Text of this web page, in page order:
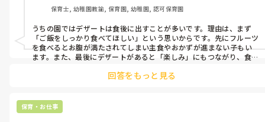
でもね、毎回ちゃんと謝るという場面があるなら、顔文字は要らな
いしむしろ逆効果だ。
その保育園なのかその保育士の方なのか、顔文字OKなのかな？
僕が今まで働いてきた保育園は、どこも顔文字は使用不可でしたか
ら、驚いております。
保育士, 幼稚園教諭, 保育園, 幼稚園, 認可保育園
うちの園ではデザートは食後に出すことが多いです。理由は、まず
「ご飯をしっかり食べてほしい」という思いからです。先にフルーツ
を食べるとお腹が満たされてしまい主食やおかずが進まない子もい
ます。また、最後にデザートがあると「楽しみ」にもつながり、食事
子に合わせて柔軟に対応できることも大切だと思います🍀
回答をもっと見る
保育・お仕事